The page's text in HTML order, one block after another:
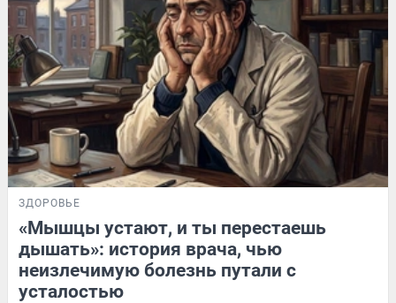
ЗДОРОВЬЕ
«Мышцы устают, и ты перестаешь
дышать»: история врача, чью
неизлечимую болезнь путали с
усталостью